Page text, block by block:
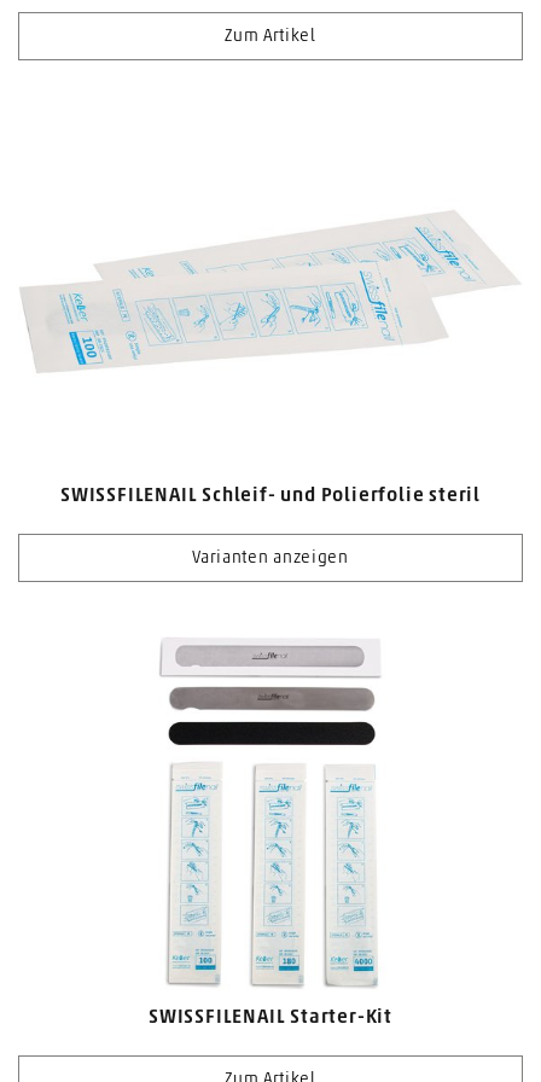
Zum Artikel
SWISSFILENAIL Schleif- und Polierfolie steril
Varianten anzeigen
SWISSFILENAIL Starter-Kit